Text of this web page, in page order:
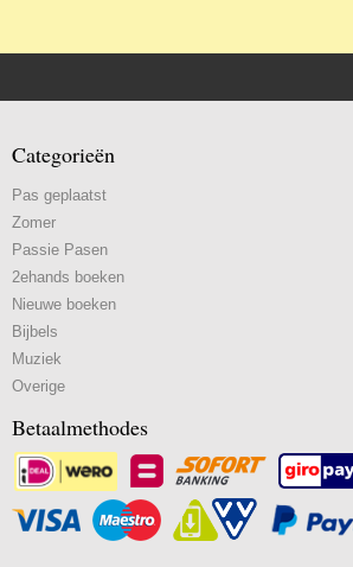
Categorieën
Pas geplaatst
Zomer
Passie Pasen
2ehands boeken
Nieuwe boeken
Bijbels
Muziek
Overige
Betaalmethodes